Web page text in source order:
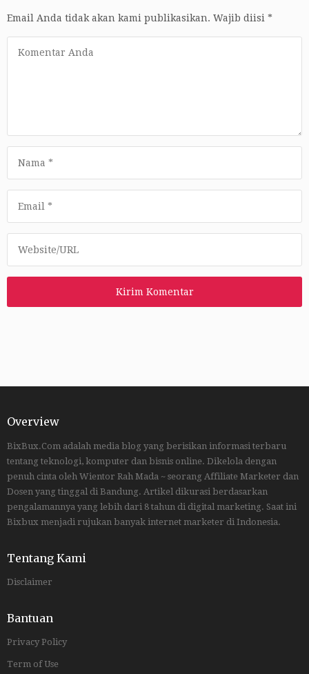
Email Anda tidak akan kami publikasikan. Wajib diisi *
Overview
BixBux.Com adalah media blog yang berisikan informasi terbaru
tentang teknologi, komputer dan bisnis online. Dikelola dengan
penuh cinta oleh Wientor Rah Mada ~ seorang Affiliate Marketer dan
Dosen yang tinggal di Bandung. Artikel dikurasi berdasarkan
pengalamannya yang lebih dari 8 tahun di digital marketing. Saat ini
Bixbux menjadi rujukan banyak internet marketer di Indonesia.
Tentang Kami
Disclaimer
Bantuan
Privacy Policy
Term of Use